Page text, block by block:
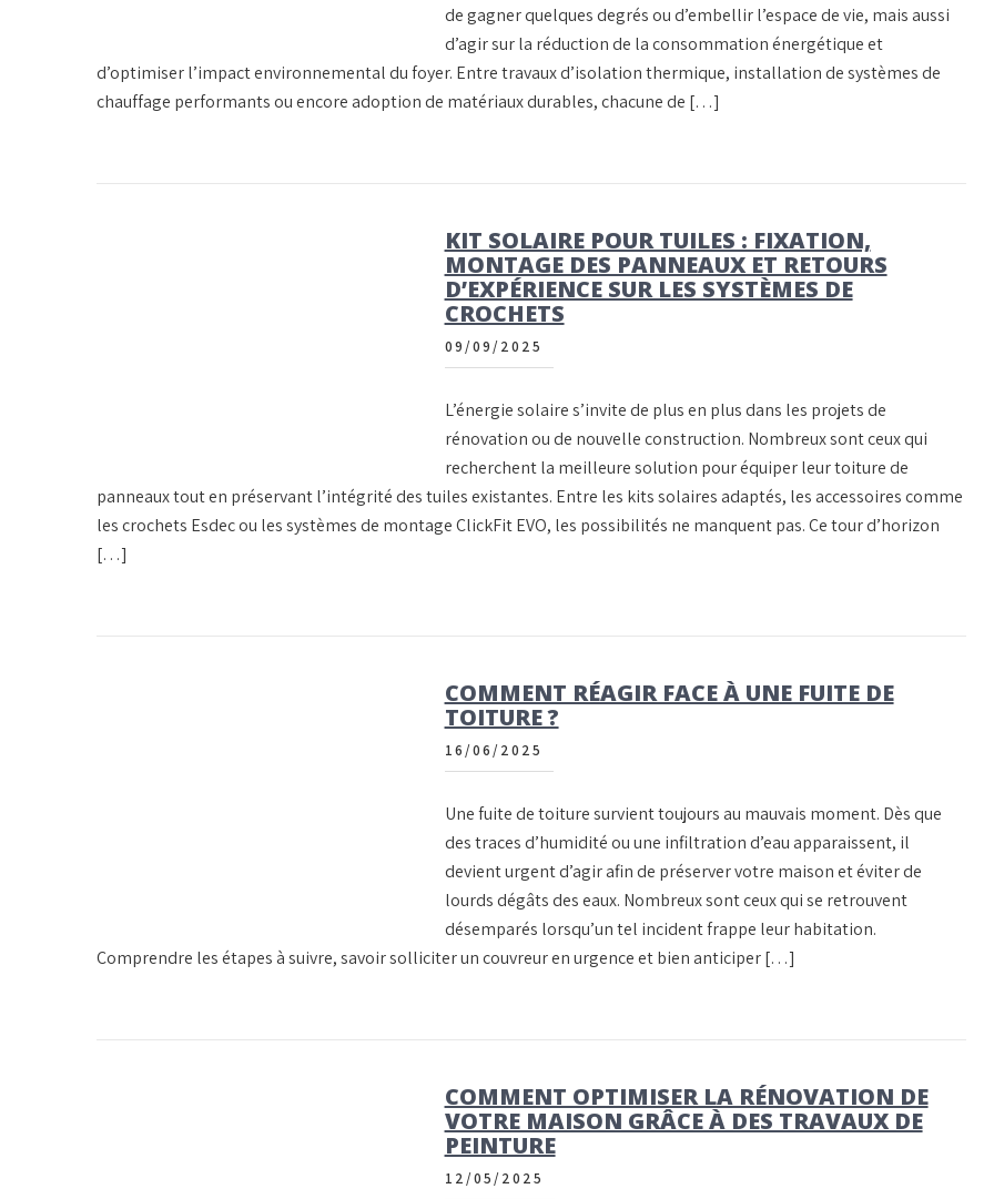
de gagner quelques degrés ou d’embellir l’espace de vie, mais aussi
d’agir sur la réduction de la consommation énergétique et
d’optimiser l’impact environnemental du foyer. Entre travaux d’isolation thermique, installation de systèmes de
chauffage performants ou encore adoption de matériaux durables, chacune de […]
KIT SOLAIRE POUR TUILES : FIXATION,
MONTAGE DES PANNEAUX ET RETOURS
D’EXPÉRIENCE SUR LES SYSTÈMES DE
CROCHETS
09/09/2025
L’énergie solaire s’invite de plus en plus dans les projets de
rénovation ou de nouvelle construction. Nombreux sont ceux qui
recherchent la meilleure solution pour équiper leur toiture de
panneaux tout en préservant l’intégrité des tuiles existantes. Entre les kits solaires adaptés, les accessoires comme
les crochets Esdec ou les systèmes de montage ClickFit EVO, les possibilités ne manquent pas. Ce tour d’horizon
[…]
COMMENT RÉAGIR FACE À UNE FUITE DE
TOITURE ?
16/06/2025
Une fuite de toiture survient toujours au mauvais moment. Dès que
des traces d’humidité ou une infiltration d’eau apparaissent, il
devient urgent d’agir afin de préserver votre maison et éviter de
lourds dégâts des eaux. Nombreux sont ceux qui se retrouvent
désemparés lorsqu’un tel incident frappe leur habitation.
Comprendre les étapes à suivre, savoir solliciter un couvreur en urgence et bien anticiper […]
COMMENT OPTIMISER LA RÉNOVATION DE
VOTRE MAISON GRÂCE À DES TRAVAUX DE
PEINTURE
12/05/2025